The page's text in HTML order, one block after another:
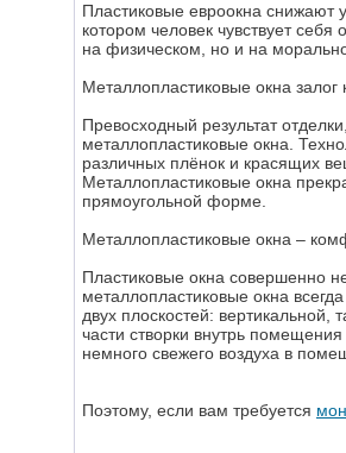
Пластиковые евроокна снижают
котором человек чувствует
на физическом, но и на
Металлопластиковые окна залог
Превосходный результат
металлопластиковые окна.
различных плёнок и красящих
Металлопластиковые окна
прямоугольной форме.
Металлопластиковые окна –
Пластиковые окна совершенно
металлопластиковые окна
двух плоскостей: вертикальной,
части створки внутрь
немного свежего воздуха в
Поэтому, если вам требуется